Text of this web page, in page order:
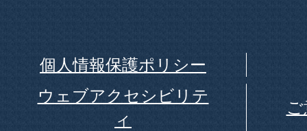
個人情報保護ポリシー
ウェブアクセシビリテ
ィ